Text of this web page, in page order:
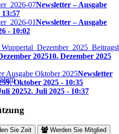
Newsletter – Ausgabe
13:57
Newsletter – Ausgabe
- 10:02
202510. Dezember 2025
Newsletter
9. Oktober 2025 - 10:35
20252. Juli 2025 - 10:37
Sie Zeit Werden Sie Mitglied